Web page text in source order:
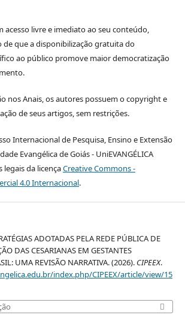
acesso livre e imediato ao seu conteúdo,
que a disponibilização gratuita do
ao público promove maior democratização
nos Anais, os autores possuem o copyright e
de seus artigos, sem restrições.
Internacional de Pesquisa, Ensino e Extensão
Evangélica de Goiás - UniEVANGÉLICA
legais da licençaCreative Commons -
4.0 Internacional.
ADOTADAS PELA REDE PÚBLICA DE
DAS CESARIANAS EM GESTANTES
UMA REVISÃO NARRATIVA. (2026). CIPEEX.
index.php/CIPEEX/article/view/15